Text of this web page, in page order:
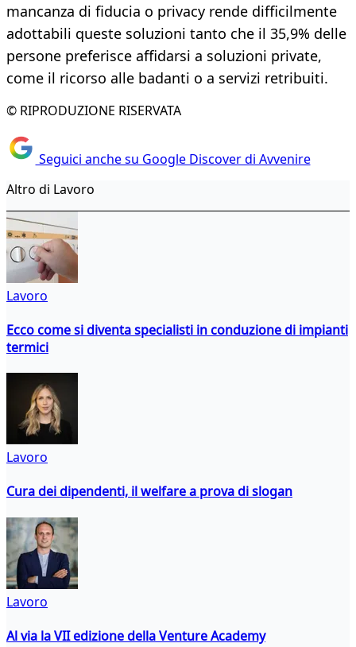
mancanza di fiducia o privacy rende difficilmente
adottabili queste soluzioni tanto che il 35,9% delle
persone preferisce affidarsi a soluzioni private,
come il ricorso alle badanti o a servizi retribuiti.
© RIPRODUZIONE RISERVATA
Seguici anche su Google Discover di Avvenire
Altro di Lavoro
Lavoro
Ecco come si diventa specialisti in conduzione di impianti
termici
Lavoro
Cura dei dipendenti, il welfare a prova di slogan
Lavoro
Al via la VII edizione della Venture Academy